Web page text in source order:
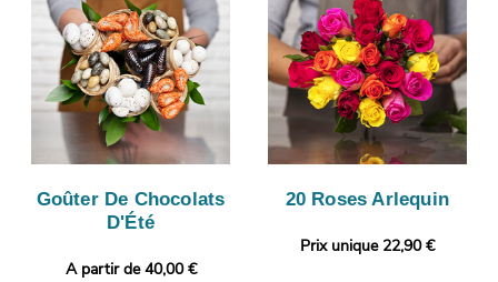
Goûter De Chocolats
D'Été
A partir de 40,00 €
20 Roses Arlequin
Prix unique 22,90 €